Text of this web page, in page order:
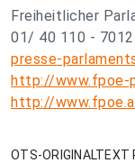
Freiheitlicher
01/ 40 110 - 7012
presse-
http://www.fpoe-
http://
OTS-ORIGINALTEXT